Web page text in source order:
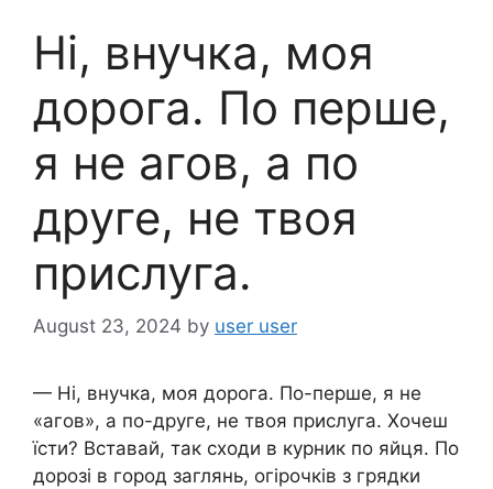
Ні, внучка, моя
дорога. По перше,
я не агов, а по
друге, не твоя
прислуга.
August 23, 2024 by user user
— Ні, внучка, моя дорога. По-перше, я не
«агов», а по-друге, не твоя прислуга. Хочеш
їсти? Вставай, так сходи в курник по яйця. По
дорозі в город заглянь, огірочків з грядки